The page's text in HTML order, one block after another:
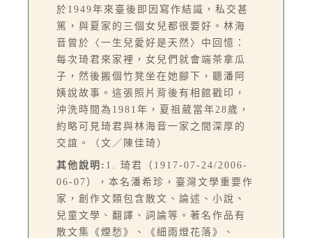
於1949年來臺後即因寫作結識，私交甚
篤，與夏家的三個女兒都很要好。林海
音曾於〈一生兒愛好是天然〉中回憶：
每次琦君來家裡，女兒們就會端茶拿瓜
子，然後搬個竹凳坐在她腳下，聽潘阿
姨說故事。這張照片背後有相館戳印，
沖洗時間為1981年，夏祖葳當年28歲，
約略可見琦君與林海音一家之間深厚的
交誼。（文／陳佳琦）
其他說明: 1. 琦君（1917-07-24/2006-
06-07），本名潘希珍，臺灣文學重要作
家，創作文類包含散文、論述、小說、
兒童文學、翻譯、詞論等。著名作品有
散文集《煙愁》、《細雨燈花落》、